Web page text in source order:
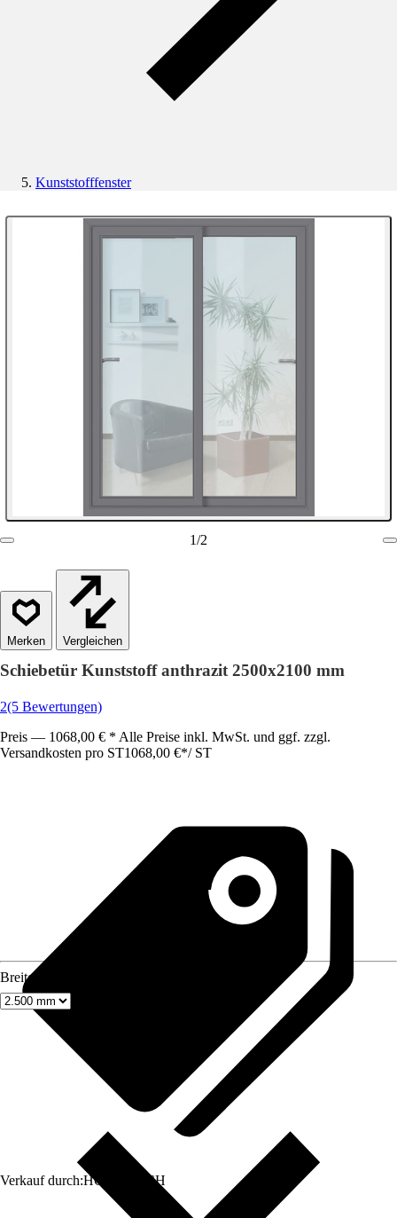
Kunststofffenster
1/2
Vergleichen
Schiebetür Kunststoff anthrazit 2500x2100 mm
2(5 Bewertungen)
Preis — 1068,00 € * Alle Preise inkl. MwSt. und ggf. zzgl.
Versandkosten pro ST1068,00 €*/ ST
Verkauf durch:HORNBACH
Breite